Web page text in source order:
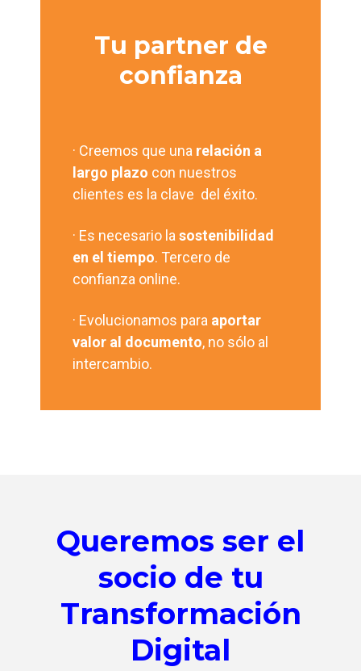
Tu partner de
confianza
· Creemos que una relación a
largo plazo con nuestros
clientes es la clave del éxito.
· Es necesario lasostenibilidad
en el tiempo. Tercero de
confianza online.
· Evolucionamos para aportar
valor al documento, no sólo al
intercambio.
Queremos ser el
socio de tu
Transformación
Digital